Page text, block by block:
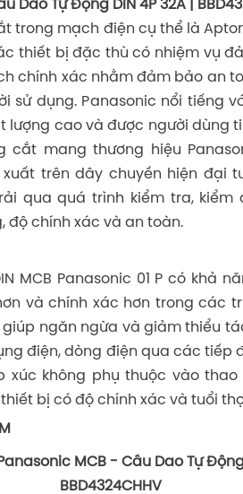
Dao Tự Động DIN 4P 32A |
trong mạch điện cụ thể là
thiết bị đặc thù có nhiệm vụ
chính xác nhằm đảm bảo an
sử dụng. Panasonic nổi tiếng
lượng cao và được người dùng
cắt mang thương hiệu
trên dây chuyền hiện đại
qua quá trình kiểm tra, kiểm
độ chính xác và an toàn.
MCB Panasonic 01 P có khả
và chính xác hơn trong các
ngăn ngừa và giảm thiểu
điện, dòng điện qua các tiếp
xúc không phụ thuộc vào
bị có độ chính xác và tuổi
MCB - Cầu Dao Tự Động
BBD4324CHHV